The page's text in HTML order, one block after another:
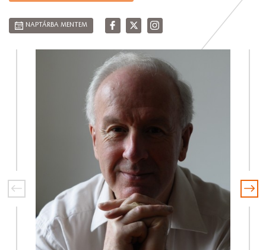
NAPTÁRBA MENTEM